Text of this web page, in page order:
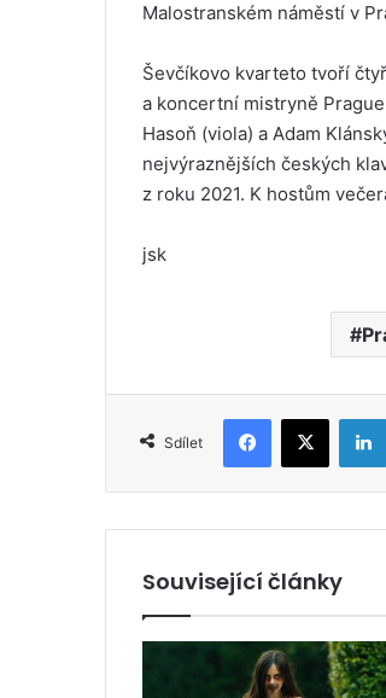
Malostranském náměstí v
Ševčíkovo kvarteto tvoří
a koncertní mistryně
Hasoň (viola) a Adam
nejvýraznějších českých
z roku 2021. K hostům
jsk
Sdílet
Související články